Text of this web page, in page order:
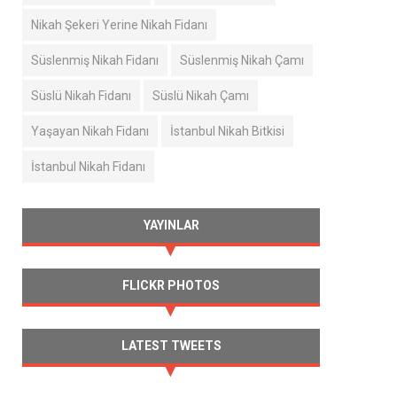
Nikah Şekeri Yerine Nikah Fidanı
Süslenmiş Nikah Fidanı Süslenmiş Nikah Çamı
Süslü Nikah Fidanı Süslü Nikah Çamı
Yaşayan Nikah Fidanı İstanbul Nikah Bitkisi
İstanbul Nikah Fidanı
YAYINLAR
FLICKR PHOTOS
LATEST TWEETS